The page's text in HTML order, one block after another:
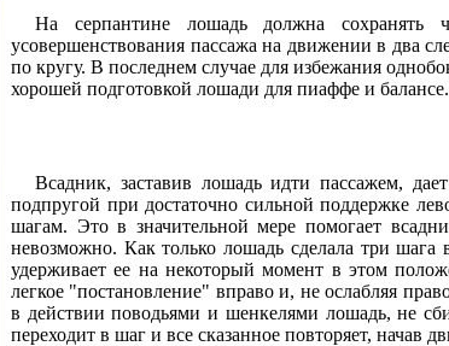
На серпантине лошадь должна
усовершенствования пассажа на движении в два
по кругу. В последнем случае для избежания
хорошей подготовкой лошади для пиаффе и балансе.
Всадник, заставив лошадь идти пассажем,
подпругой при достаточно сильной поддержке
шагам. Это в значительной мере помогает
невозможно. Как только лошадь сделала три
удерживает ее на некоторый момент в этом
легкое "постановление" вправо и, не ослабляя
в действии поводьями и шенкелями лошадь, не
переходит в шаг и все сказанное повторяет, начав